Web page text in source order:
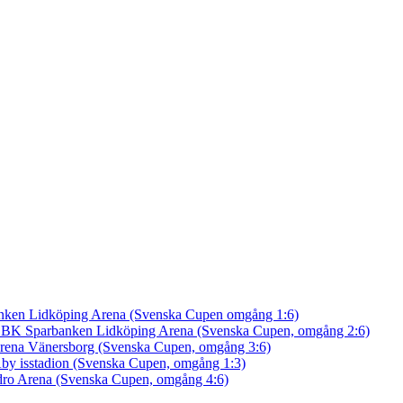
Lidköping Arena (Svenska Cupen omgång 1:6)
BK Sparbanken Lidköping Arena (Svenska Cupen, omgång 2:6)
Vänersborg (Svenska Cupen, omgång 3:6)
isstadion (Svenska Cupen, omgång 1:3)
Arena (Svenska Cupen, omgång 4:6)